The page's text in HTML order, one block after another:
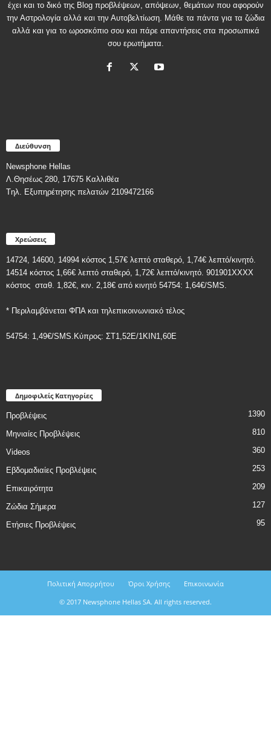
έχει και το δικό της Blog προβλέψεων, απόψεων, θεμάτων που αφορούν
την Αστρολογία αλλά και την Αυτοβελτίωση. Μάθε τα πάντα για τα ζώδια
αλλά και για το ωροσκόπιο σου και πάρε απαντήσεις στα προσωπικά
σου ερωτήματα.
Διεύθυνση
Newsphone Hellas
Λ.Θησέως 280, 17675 Καλλιθέα
Tηλ. Εξυπηρέτησης πελατών 2109472166
Χρεώσεις
14724, 14600, 14994 κόστος 1,57€ λεπτό σταθερό, 1,74€ λεπτό/κινητό.
14514 κόστος 1,66€ λεπτό σταθερό, 1,72€ λεπτό/κινητό. 901901ΧΧΧΧ
κόστος σταθ. 1,82€, κιν. 2,18€ από κινητό 54754: 1,64€/SMS.
* Περιλαμβάνεται ΦΠΑ και τηλεπικοινωνιακό τέλος
54754: 1,49€/SMS.Κύπρος: ΣT1,52E/1KIN1,60E
Δημοφιλείς Κατηγορίες
Προβλέψεις 1390
Μηνιαίες Προβλέψεις 810
Videos 360
Εβδομαδιαίες Προβλέψεις 253
Επικαιρότητα 209
Ζώδια Σήμερα 127
Ετήσιες Προβλέψεις 95
Πολιτική Απορρήτου Όροι Χρήσης
Επικοινωνία
© 2017 Newsphone Hellas SA. All rights reserved.